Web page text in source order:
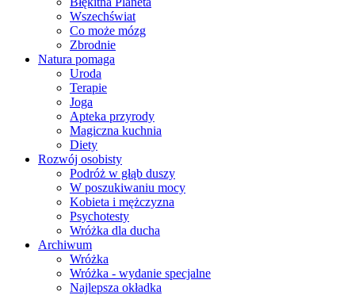
Wszechświat
Co może mózg
Zbrodnie
Natura pomaga
Uroda
Terapie
Joga
Apteka przyrody
Magiczna kuchnia
Diety
Rozwój osobisty
Podróż w głąb duszy
W poszukiwaniu mocy
Kobieta i mężczyzna
Psychotesty
Wróżka dla ducha
Archiwum
Wróżka
Wróżka - wydanie specjalne
Najlepsza okładka